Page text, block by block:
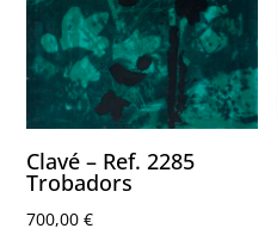
Clavé – Ref. 2285
Trobadors
700,00€